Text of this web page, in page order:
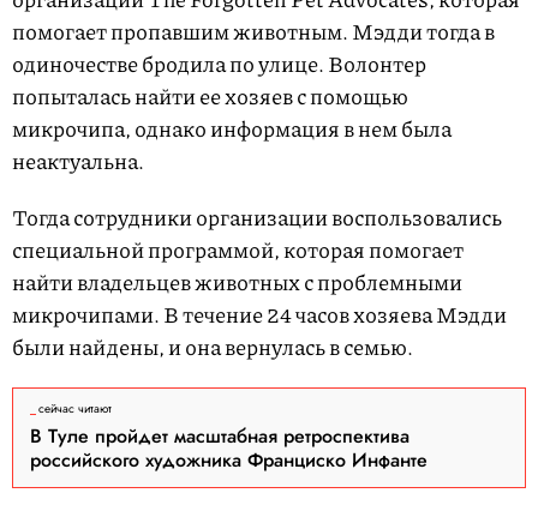
помогает пропавшим животным. Мэдди тогда в
одиночестве бродила по улице. Волонтер
попыталась найти ее хозяев с помощью
микрочипа, однако информация в нем была
неактуальна.
Тогда сотрудники организации воспользовались
специальной программой, которая помогает
найти владельцев животных с проблемными
микрочипами. В течение 24 часов хозяева Мэдди
были найдены, и она вернулась в семью.
сейчас читают
В Туле пройдет масштабная ретроспектива
российского художника Франциско Инфанте